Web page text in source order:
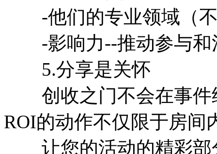
-他们的专业领域（不
-影响力--推动参与和
5.分享是关怀
创收之门不会在事件
ROI的动作不仅限于房间
让您的活动的精彩部